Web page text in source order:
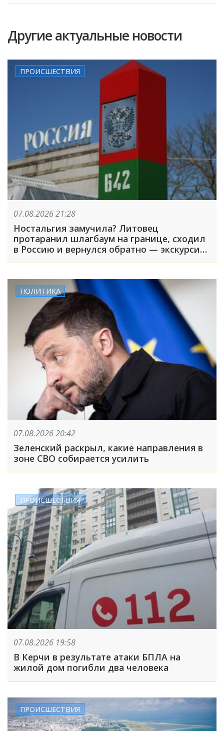
Другие актуальные новости
ПРОИСШЕСТВИЯ
07.08.2026 21:28
Ностальгия замучила? Литовец
протаранил шлагбаум на границе, сходил
в Россию и вернулся обратно — экскурсия
ПОЛИТИКА
07.08.2026 20:42
Зеленский раскрыл, какие направления в
зоне СВО собирается усилить
ПРОИСШЕСТВИЯ
07.08.2026 19:58
В Керчи в результате атаки БПЛА на
жилой дом погибли два человека
ПРОИСШЕСТВИЯ